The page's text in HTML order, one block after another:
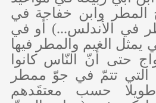
المطر وابن خفاجة في
في الأندلس...) أو في
يمثل الغيم والمطر فيها
حتى أنّ النّاس كانوا
التي تتمّ في جوّ ممطر
حسب معتقَدهم